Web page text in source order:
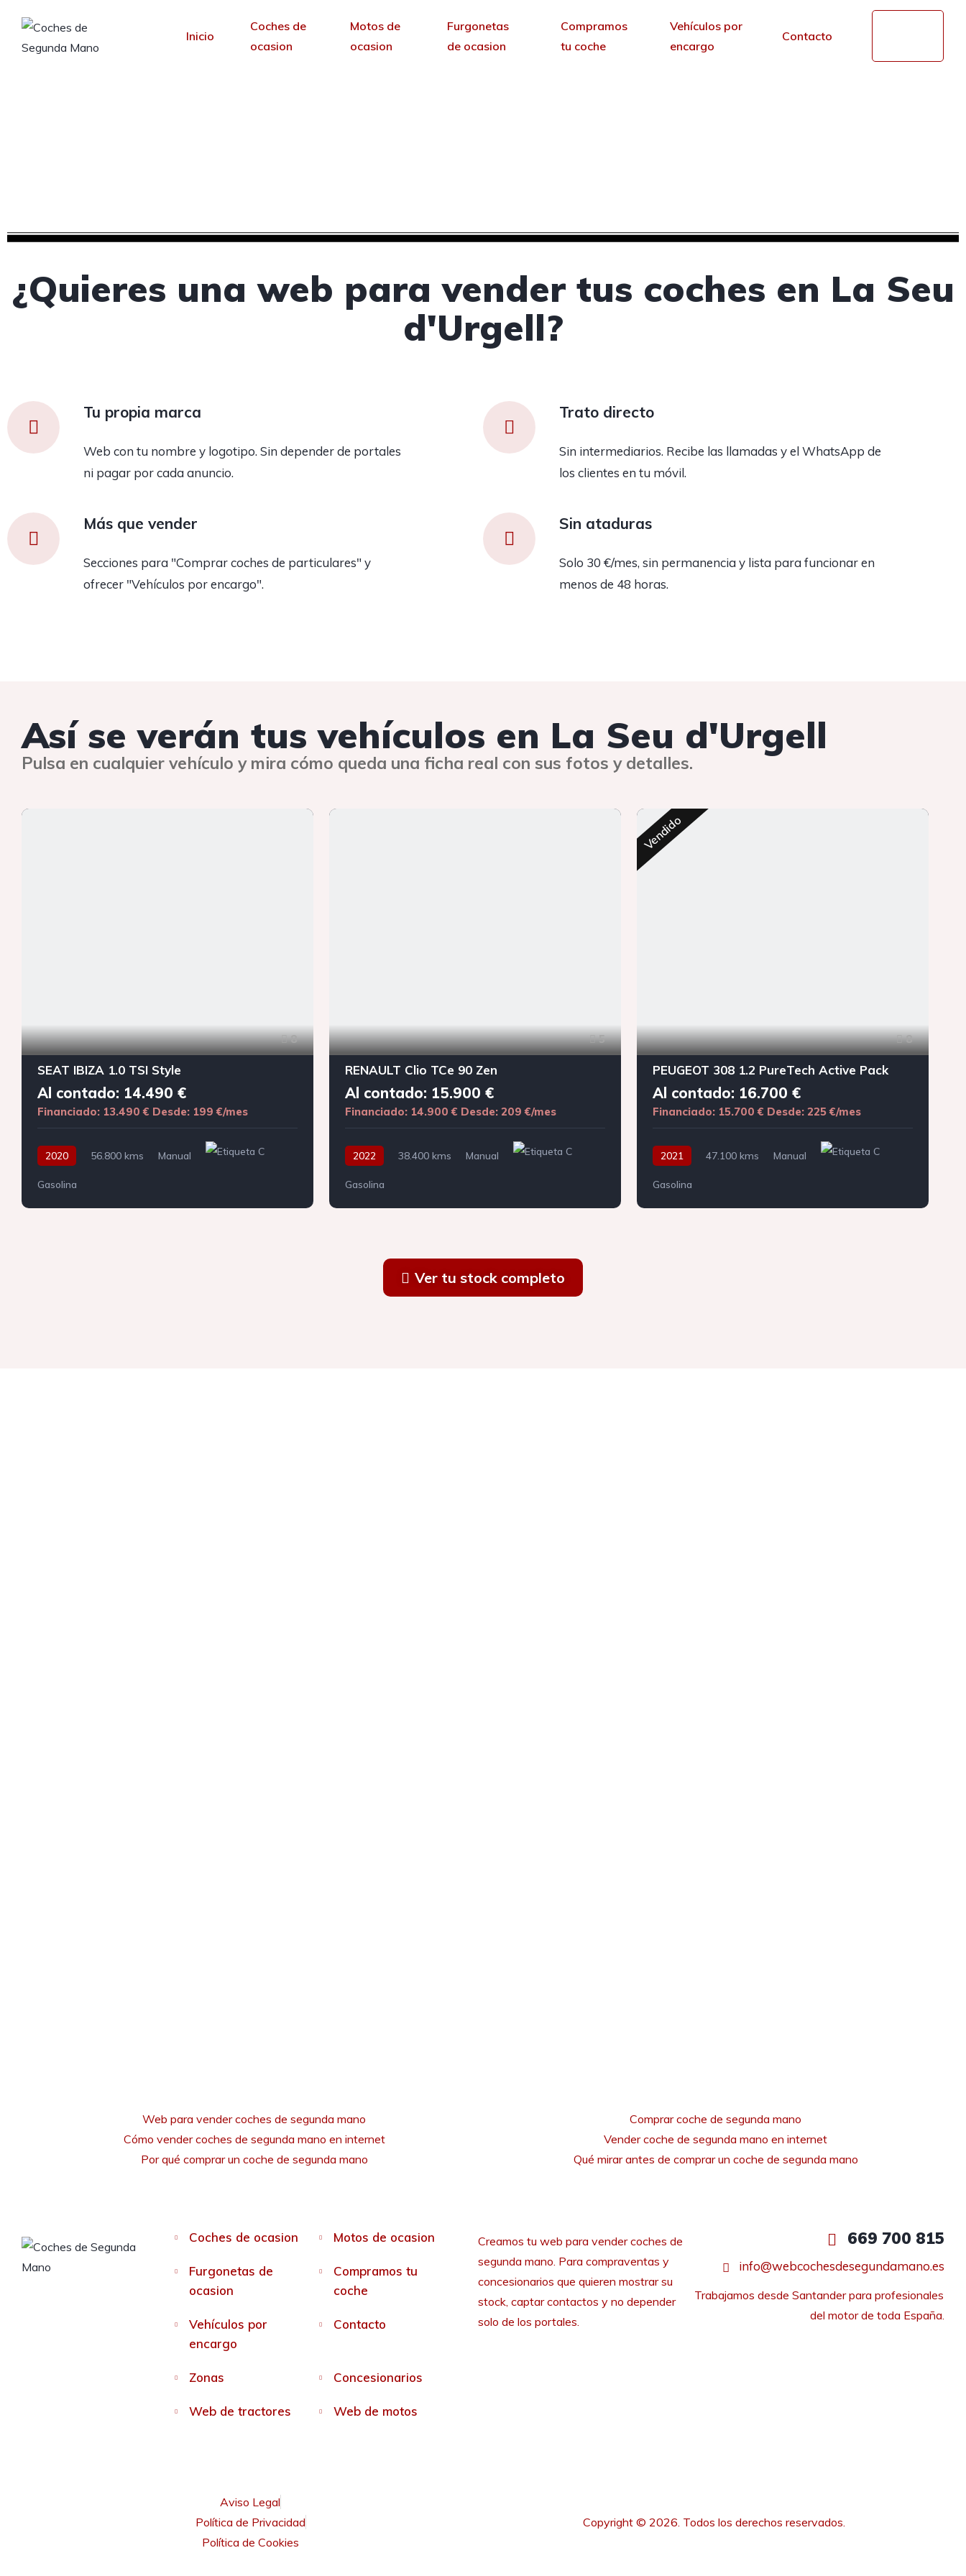
Inicio
Coches de
ocasion
Motos de
ocasion
Furgonetas
de ocasion
Compramos
tu coche
Vehículos por
encargo
Contacto
¿Quieres una web para vender tus coches en La Seu
d'Urgell?
Tu propia marca
Web con tu nombre y logotipo. Sin depender de portales
ni pagar por cada anuncio.
Trato directo
Sin intermediarios. Recibe las llamadas y el WhatsApp de
los clientes en tu móvil.
Más que vender
Secciones para "Comprar coches de particulares" y
ofrecer "Vehículos por encargo".
Sin ataduras
Solo 30 €/mes, sin permanencia y lista para funcionar en
menos de 48 horas.
Así se verán tus vehículos en La Seu d'Urgell
Pulsa en cualquier vehículo y mira cómo queda una ficha real con sus fotos y detalles.
8
SEAT IBIZA 1.0 TSI Style
Al contado: 14.490 €
Financiado: 13.490 € Desde: 199 €/mes
2020 56.800 kms Manual
Gasolina
5
RENAULT Clio TCe 90 Zen
Al contado: 15.900 €
Financiado: 14.900 € Desde: 209 €/mes
2022 38.400 kms Manual
Gasolina
Vendido
8
PEUGEOT 308 1.2 PureTech Active Pack
Al contado: 16.700 €
Financiado: 15.700 € Desde: 225 €/mes
2021 47.100 kms Manual
Gasolina
Ver tu stock completo
Web para vender coches de segunda mano
Cómo vender coches de segunda mano en internet
Por qué comprar un coche de segunda mano
Comprar coche de segunda mano
Vender coche de segunda mano en internet
Qué mirar antes de comprar un coche de segunda mano
Coches de ocasion Motos de ocasion
Furgonetas de
ocasion
Compramos tu
coche
Vehículos por
encargo
Contacto
Zonas Concesionarios
Web de tractores Web de motos
Creamos tu web para vender coches de
segunda mano. Para compraventas y
concesionarios que quieren mostrar su
stock, captar contactos y no depender
solo de los portales.
669 700 815
info@webcochesdesegundamano.es
Trabajamos desde Santander para profesionales
del motor de toda España.
Aviso Legal
Política de Privacidad
Política de Cookies
Copyright © 2026. Todos los derechos reservados.